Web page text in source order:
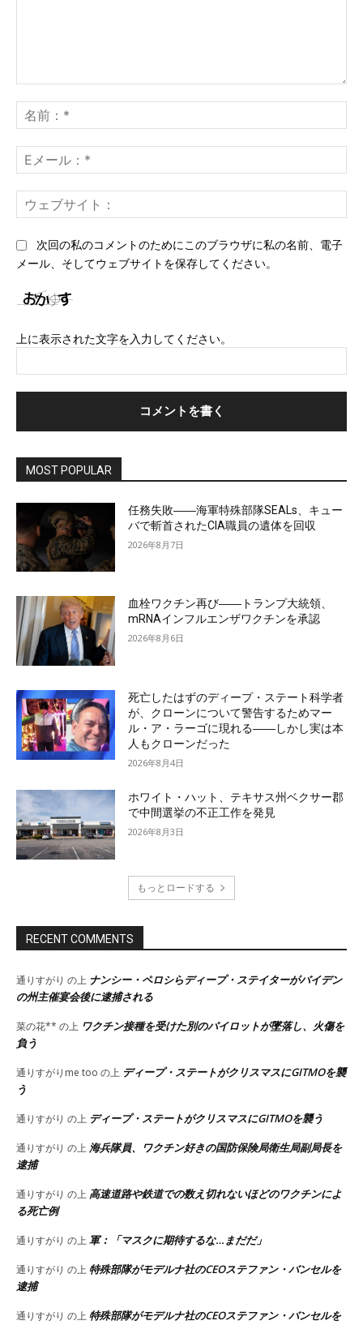
ン
ト：
前
*
メ
ー
*ェ
次回の私のコメントのためにこのブラウザに私の名前、電子
メール、そしてウェブサイトを保存してください。
上に表示された文字を入力してください。
MOST POPULAR
任務失敗――海軍特殊部隊SEALs、キュー
バで斬首されたCIA職員の遺体を回収
2026年8月7日
血栓ワクチン再び――トランプ大統領、
mRNAインフルエンザワクチンを承認
2026年8月6日
死亡したはずのディープ・ステート科学者
が、クローンについて警告するためマー
ル・ア・ラーゴに現れる――しかし実は本
人もクローンだった
2026年8月4日
ホワイト・ハット、テキサス州ベクサー郡
で中間選挙の不正工作を発見
2026年8月3日
もっとロードする
RECENT COMMENTS
通りすがり の上 ナンシー・ペロシらディープ・ステイターがバイデン
の州主催宴会後に逮捕される
菜の花** の上 ワクチン接種を受けた別のパイロットが墜落し、火傷を
負う
通りすがりme too の上 ディープ・ステートがクリスマスにGITMOを襲
う
通りすがり の上 ディープ・ステートがクリスマスにGITMOを襲う
通りすがり の上 海兵隊員、ワクチン好きの国防保険局衛生局副局長を
逮捕
通りすがり の上 高速道路や鉄道での数え切れないほどのワクチンによ
る死亡例
通りすがり の上 軍：「マスクに期待するな…まだだ」
通りすがり の上 特殊部隊がモデルナ社のCEOステファン・バンセルを
逮捕
通りすがり の上 特殊部隊がモデルナ社のCEOステファン・バンセルを